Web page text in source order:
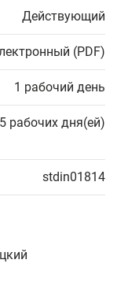
Действующий
(PDF)
1 рабочий день
рабочих дня(ей)
stdin01814